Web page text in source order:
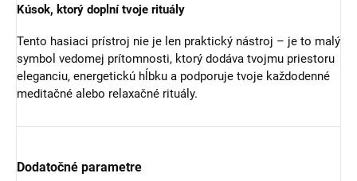
Kúsok, ktorý doplní tvoje rituály
Tento hasiaci prístroj nie je len praktický nástroj – je to malý
symbol vedomej prítomnosti, ktorý dodáva tvojmu priestoru
eleganciu, energetickú hĺbku a podporuje tvoje každodenné
meditačné alebo relaxačné rituály.
Dodatočné parametre